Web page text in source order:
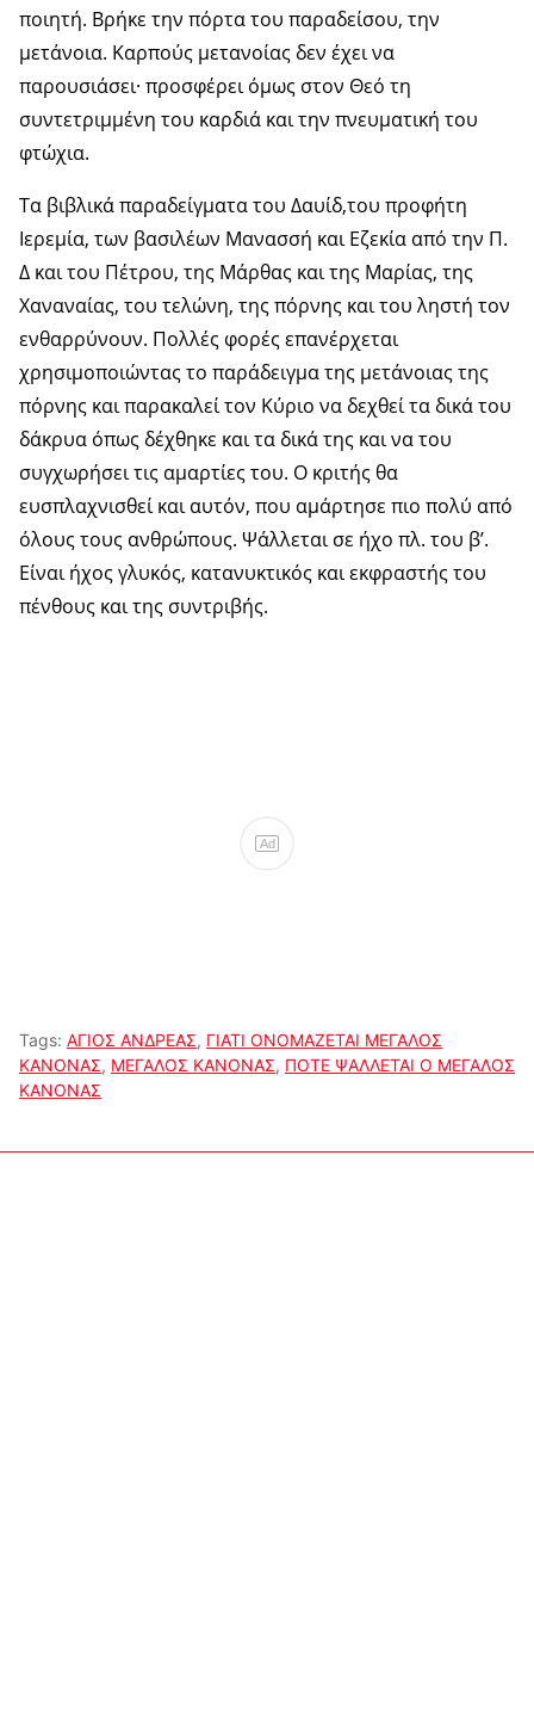
ποιητή. Βρήκε την πόρτα του παραδείσου, την
μετάνοια. Καρπούς μετανοίας δεν έχει να
παρουσιάσει· προσφέρει όμως στον Θεό τη
συντετριμμένη του καρδιά και την πνευματική του
φτώχια.
Τα βιβλικά παραδείγματα του Δαυίδ,του προφήτη
Ιερεμία, των βασιλέων Μανασσή και Εζεκία από την Π.
Δ και του Πέτρου, της Μάρθας και της Μαρίας, της
Χαναναίας, του τελώνη, της πόρνης και του ληστή τον
ενθαρρύνουν. Πολλές φορές επανέρχεται
χρησιμοποιώντας το παράδειγμα της μετάνοιας της
πόρνης και παρακαλεί τον Κύριο να δεχθεί τα δικά του
δάκρυα όπως δέχθηκε και τα δικά της και να του
συγχωρήσει τις αμαρτίες του. Ο κριτής θα
ευσπλαχνισθεί και αυτόν, που αμάρτησε πιο πολύ από
όλους τους ανθρώπους. Ψάλλεται σε ήχο πλ. του β’.
Είναι ήχος γλυκός, κατανυκτικός και εκφραστής του
πένθους και της συντριβής.
Ad
Tags: ΑΓΙΟΣ ΑΝΔΡΕΑΣ, ΓΙΑΤΙ ΟΝΟΜΑΖΕΤΑΙ ΜΕΓΑΛΟΣ
ΚΑΝΟΝΑΣ, ΜΕΓΑΛΟΣ ΚΑΝΟΝΑΣ, ΠΟΤΕ ΨΑΛΛΕΤΑΙ Ο ΜΕΓΑΛΟΣ
ΚΑΝΟΝΑΣ